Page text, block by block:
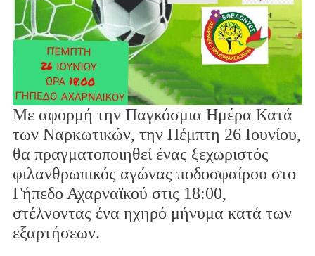
Με αφορμή την Παγκόσμια Ημέρα Κατά
των Ναρκωτικών, την Πέμπτη 26 Ιουνίου,
θα πραγματοποιηθεί ένας ξεχωριστός
φιλανθρωπικός αγώνας ποδοσφαίρου στο
Γήπεδο Αχαρναϊκού στις 18:00,
στέλνοντας ένα ηχηρό μήνυμα κατά των
εξαρτήσεων.